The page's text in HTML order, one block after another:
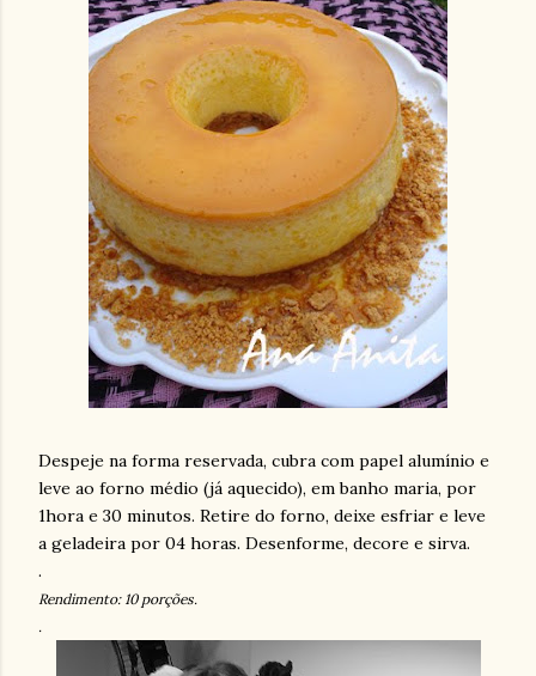
Despeje na forma reservada, cubra com papel alumínio e
leve ao forno médio (já aquecido), em banho maria, por
1hora e 30 minutos. Retire do forno, deixe esfriar e leve
a geladeira por 04 horas. Desenforme, decore e sirva.
.
Rendimento: 10 porções.
.